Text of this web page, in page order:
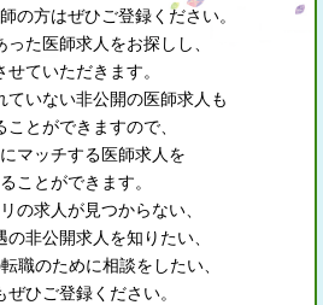
の方はぜひご登録ください。
た医師求人をお探しし、
せていただきます。
ていない非公開の医師求人も
ことができますので、
マッチする医師求人を
ことができます。
の求人が見つからない、
非公開求人を知りたい、
職のために相談をしたい、
ぜひご登録ください。